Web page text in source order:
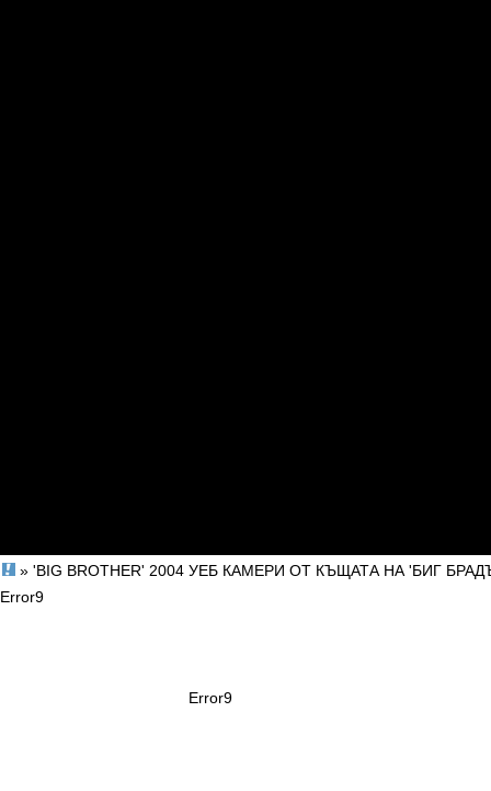
» 'BIG BROTHER' 2004 УЕБ КАМЕРИ ОТ КЪЩАТА НА 'БИГ
Error9
Error9